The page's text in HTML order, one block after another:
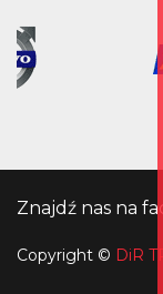
Znajdź nas na
Copyright © DiR